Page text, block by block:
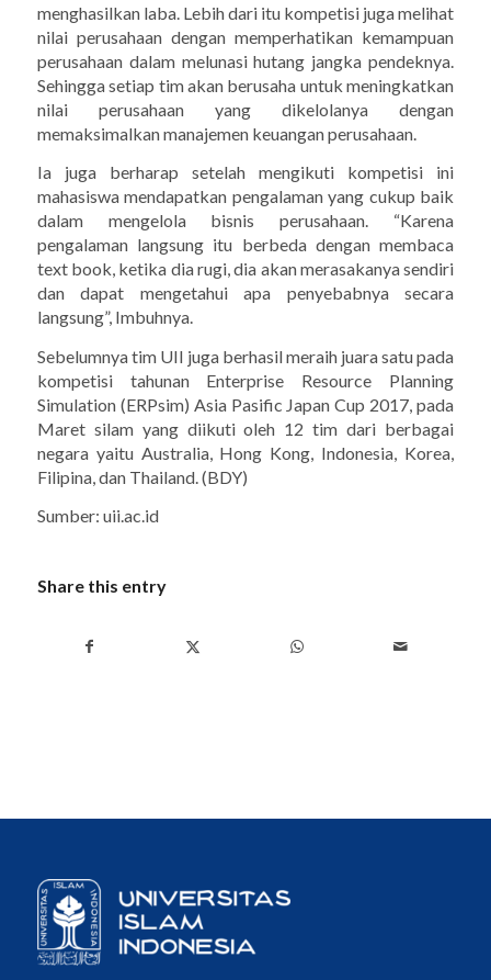
menghasilkan laba. Lebih dari itu kompetisi juga melihat
nilai perusahaan dengan memperhatikan kemampuan
perusahaan dalam melunasi hutang jangka pendeknya.
Sehingga setiap tim akan berusaha untuk meningkatkan
nilai perusahaan yang dikelolanya dengan
memaksimalkan manajemen keuangan perusahaan.
Ia juga berharap setelah mengikuti kompetisi ini
mahasiswa mendapatkan pengalaman yang cukup baik
dalam mengelola bisnis perusahaan. “Karena
pengalaman langsung itu berbeda dengan membaca
text book, ketika dia rugi, dia akan merasakanya sendiri
dan dapat mengetahui apa penyebabnya secara
langsung”, Imbuhnya.
Sebelumnya tim UII juga berhasil meraih juara satu pada
kompetisi tahunan Enterprise Resource Planning
Simulation (ERPsim) Asia Pasific Japan Cup 2017, pada
Maret silam yang diikuti oleh 12 tim dari berbagai
negara yaitu Australia, Hong Kong, Indonesia, Korea,
Filipina, dan Thailand. (BDY)
Sumber: uii.ac.id
Share this entry